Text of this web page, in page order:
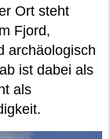
Ort steht
Fjord,
archäologisch
ist dabei als
als